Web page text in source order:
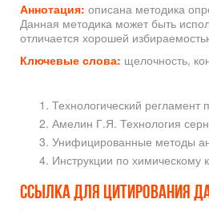
Аннотация: описана методика
Данная методика может быть
отличается хорошей
Ключевые слова: щелочность,
Технологический
Амелин Г.Я. Технология
Унифицированные методы
Инструкции по
Ссылка для цитирования